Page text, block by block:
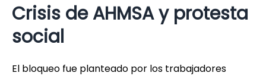
Crisis de AHMSA y protesta
social
El bloqueo fue planteado por los trabajadores